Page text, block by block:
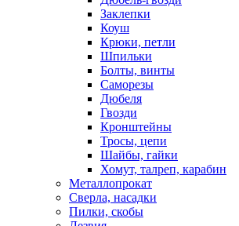
Заклепки
Коуш
Крюки, петли
Шпильки
Болты, винты
Саморезы
Дюбеля
Гвозди
Кронштейны
Тросы, цепи
Шайбы, гайки
Хомут, талреп, карабин
Металлопрокат
Сверла, насадки
Пилки, скобы